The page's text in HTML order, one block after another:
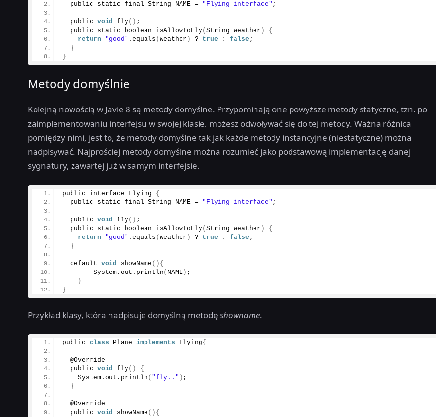
  public static final String NAME =
"Flying interface" ;
  public
void fly() ;
  public static boolean
isAllowToFly(String weather )
{
return
"good" .equals (weather ) ? true : false ;
}
}
Metody domyślnie
Kolejną nowością w Javie 8 są metody domyślne. Przypominają one powyższe metody statyczne, tzn. po
zaimplementowaniu interfejsu w swojej klasie, możesz odwoływać się do tej metody. Ważna różnica
pomiędzy nimi, jest to, że metody domyślne tak jak każde metody instancyjne (niestatyczne) można
nadpisywać. Najprościej metody domyślne można rozumieć jako podstawową implementację danej
sygnatury, zawartej już w samym interfejsie.
public interface Flying {
  public static final String NAME =
"Flying interface" ;
  public
void fly() ;
  public static boolean
isAllowToFly(String weather )
{
return
"good" .equals (weather ) ? true : false ;
}
  default
void showName (){
        System.
out . println ( NAME) ;
}
}
Przykład klasy, która nadpisuje domyślną metodęshowname.
public class Plane implements Flying{
  @Override
  public
void fly()
{
    System.
out . println ( "fly.." ) ;
}
  @Override
  public
void showName (){